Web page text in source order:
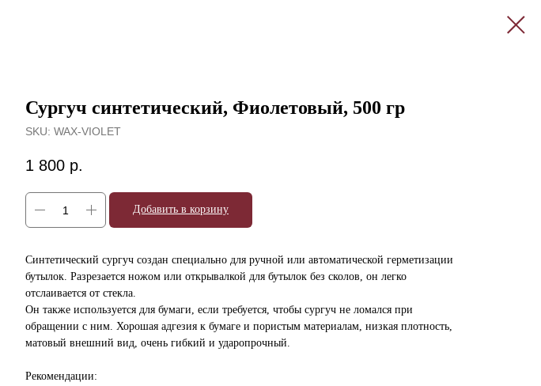
Сургуч синтетический, Фиолетовый, 500 гр
SKU: WAX-VIOLET
1 800 р.
Добавить в корзину
Синтетический сургуч создан специально для ручной или автоматической герметизации
бутылок. Разрезается ножом или открывалкой для бутылок без сколов, он легко
отслаивается от стекла.
Он также используется для бумаги, если требуется, чтобы сургуч не ломался при
обращении с ним. Хорошая адгезия к бумаге и пористым материалам, низкая плотность,
матовый внешний вид, очень гибкий и ударопрочный.
Рекомендации: